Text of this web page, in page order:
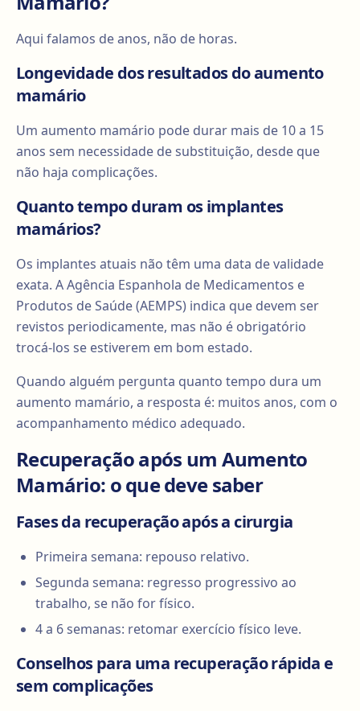
Aqui falamos de anos, não de horas.
Longevidade dos resultados do aumento
mamário
Um aumento mamário pode durar mais de 10 a 15
anos sem necessidade de substituição, desde que
não haja complicações.
Quanto tempo duram os implantes
mamários?
Os implantes atuais não têm uma data de validade
exata. A Agência Espanhola de Medicamentos e
Produtos de Saúde (AEMPS) indica que devem ser
revistos periodicamente, mas não é obrigatório
trocá-los se estiverem em bom estado.
Quando alguém pergunta quanto tempo dura um
aumento mamário, a resposta é: muitos anos, com o
acompanhamento médico adequado.
Recuperação após um Aumento
Mamário: o que deve saber
Fases da recuperação após a cirurgia
Primeira semana: repouso relativo.
Segunda semana: regresso progressivo ao
trabalho, se não for físico.
4 a 6 semanas: retomar exercício físico leve.
Conselhos para uma recuperação rápida e
sem complicações